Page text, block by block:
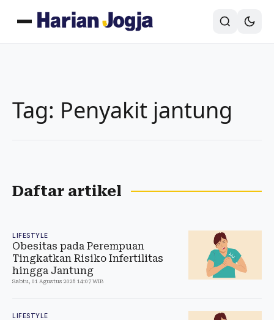
Tag: Penyakit jantung
Daftar artikel
LIFESTYLE
Obesitas pada Perempuan
Tingkatkan Risiko Infertilitas
hingga Jantung
Sabtu, 01 Agustus 2026 14:07 WIB
LIFESTYLE